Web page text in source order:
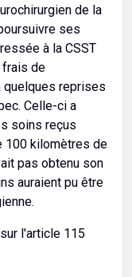
de la
ses
à la CSST
frais de
quelques reprises
Celle-ci a
soins reçus
100 kilomètres de
pas obtenu son
auraient pu être
l'article 115